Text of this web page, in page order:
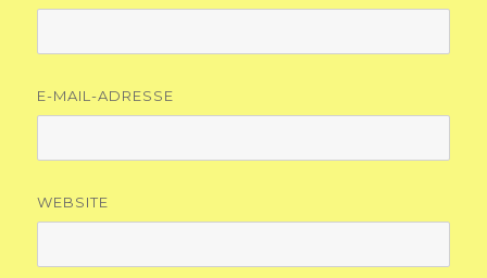
E-MAIL-ADRESSE
WEBSITE